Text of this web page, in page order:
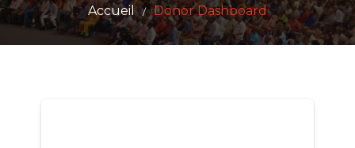
Accueil / Donor Dashboard